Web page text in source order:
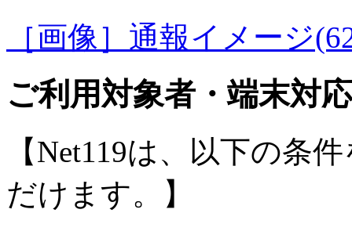
［画像］通報イメージ
ご利用対象者・端末対
【Net119は、以下の条
だけます。】